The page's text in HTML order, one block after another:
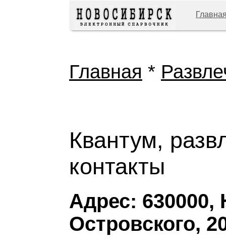
Главная *
Квантум,
контакты
Адрес: 630000,
Островского,